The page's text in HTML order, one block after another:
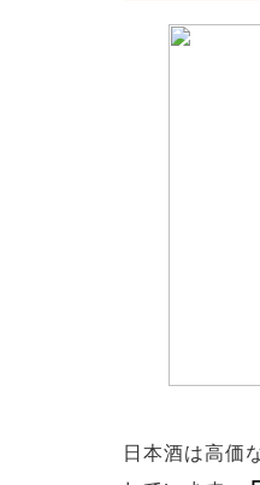
日本酒は高価